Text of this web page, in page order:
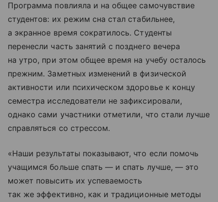
Программа повлияла и на общее самочувствие
студентов: их режим сна стал стабильнее,
а экранное время сократилось. Студенты
перенесли часть занятий с позднего вечера
на утро, при этом общее время на учебу осталось
прежним. Заметных изменений в физической
активности или психическом здоровье к концу
семестра исследователи не зафиксировали,
однако сами участники отметили, что стали лучше
справляться со стрессом.
«Наши результаты показывают, что если помочь
учащимся больше спать — и спать лучше, — это
может повысить их успеваемость
так же эффективно, как и традиционные методы